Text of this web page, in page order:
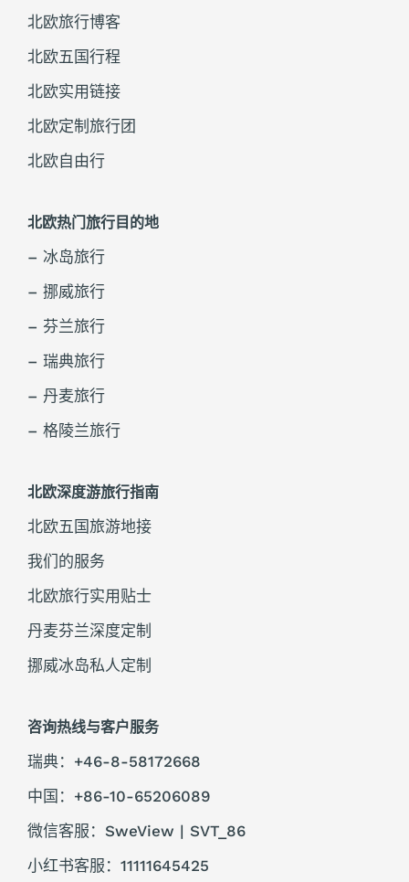
北欧旅行博客
北欧五国行程
北欧实用链接
北欧定制旅行团
北欧自由行
北欧热门旅行目的地
– 冰岛旅行
– 挪威旅行
– 芬兰旅行
– 瑞典旅行
– 丹麦旅行
– 格陵兰旅行
北欧深度游旅行指南
北欧五国旅游地接
我们的服务
北欧旅行实用贴士
丹麦芬兰深度定制
挪威冰岛私人定制
咨询热线与客户服务
瑞典：+46-8-58172668
中国：+86-10-65206089
微信客服：SweView | SVT_86
小红书客服：11111645425